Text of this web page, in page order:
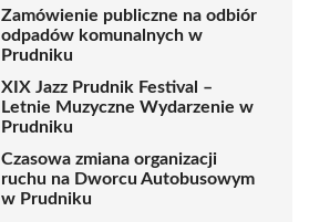
Zamówienie publiczne na odbiór
odpadów komunalnych w
Prudniku
XIX Jazz Prudnik Festival –
Letnie Muzyczne Wydarzenie w
Prudniku
Czasowa zmiana organizacji
ruchu na Dworcu Autobusowym
w Prudniku